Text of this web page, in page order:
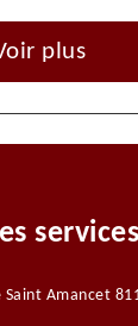
plus
services
Amancet